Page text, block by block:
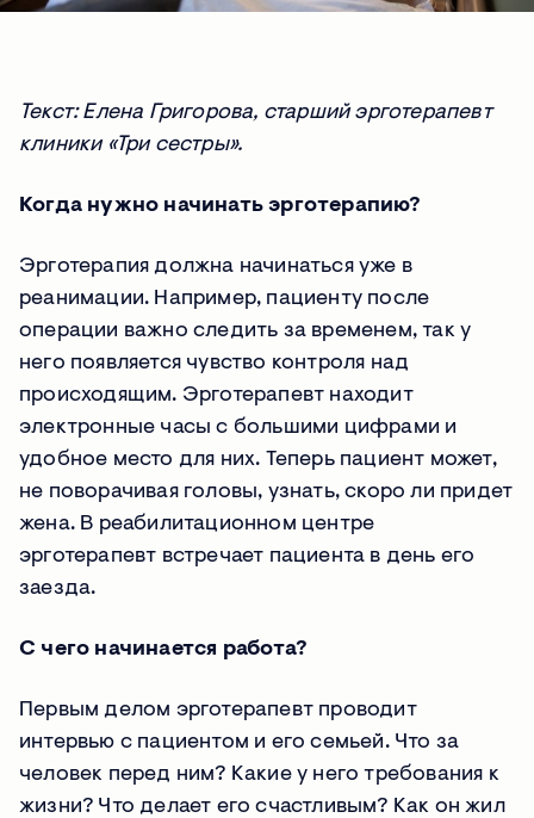
Текст: Елена Григорова, старший эрготерапевт
клиники «Три сестры».
Когда нужно начинать эрготерапию?
Эрготерапия должна начинаться уже в
реанимации. Например, пациенту после
операции важно следить за временем, так у
него появляется чувство контроля над
происходящим. Эрготерапевт находит
электронные часы с большими цифрами и
удобное место для них. Теперь пациент может,
не поворачивая головы, узнать, скоро ли придет
жена. В реабилитационном центре
эрготерапевт встречает пациента в день его
заезда.
С чего начинается работа?
Первым делом эрготерапевт проводит
интервью с пациентом и его семьей. Что за
человек перед ним? Какие у него требования к
жизни? Что делает его счастливым? Как он жил